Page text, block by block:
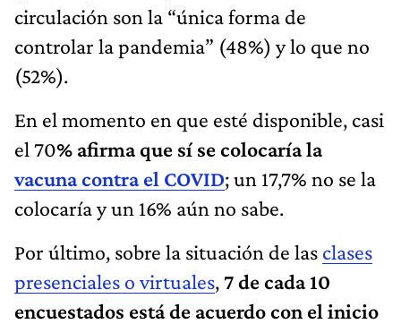
circulación son la “única forma de
controlar la pandemia” (48%) y lo que no
(52%).
En el momento en que esté disponible, casi
el 70% afirma que sí se colocaría la
vacuna contra el COVID; un 17,7% no se la
colocaría y un 16% aún no sabe.
Por último, sobre la situación de las clases
presenciales o virtuales, 7 de cada 10
encuestados está de acuerdo con el inicio